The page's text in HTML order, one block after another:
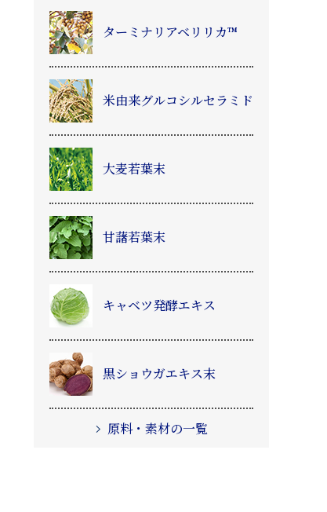
ターミナリアベリリカ™
米由来グルコシルセラミド
大麦若葉末
甘藷若葉末
キャベツ発酵エキス
黒ショウガエキス末
原料・素材の一覧